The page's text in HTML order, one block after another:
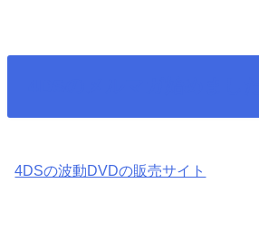
4DSの波動DVDの販売サイト